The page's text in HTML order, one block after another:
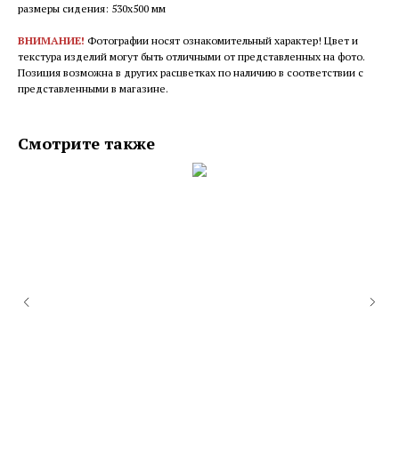
размеры сидения: 530х500 мм
ВНИМАНИЕ! Фотографии носят ознакомительный характер! Цвет и
текстура изделий могут быть отличными от представленных на фото.
Позиция возможна в других расцветках по наличию в соответствии с
представленными в магазине.
Смотрите также